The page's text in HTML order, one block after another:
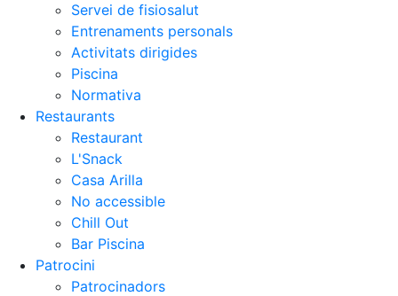
Servei de fisiosalut
Entrenaments personals
Activitats dirigides
Piscina
Normativa
Restaurants
Restaurant
L'Snack
Casa Arilla
No accessible
Chill Out
Bar Piscina
Patrocini
Patrocinadors